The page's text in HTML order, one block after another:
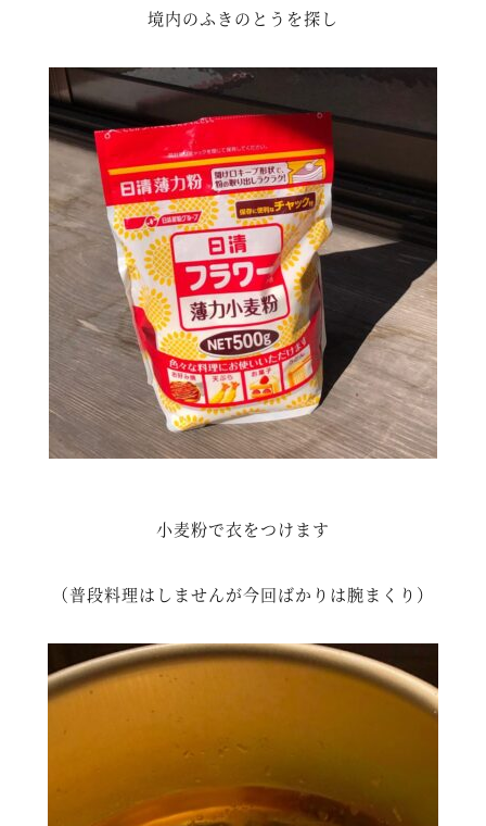
境内のふきのとうを探し
小麦粉で衣をつけます
（普段料理はしませんが今回ばかりは腕まくり）